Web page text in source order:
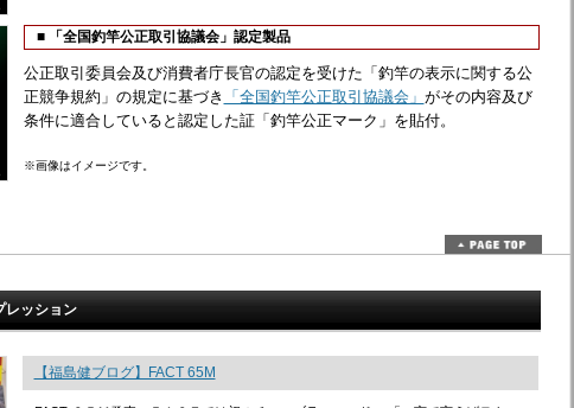
■ 「全国釣竿公正取引協議会」認定製品
公正取引委員会及び消費者庁長官の認定を受けた「釣竿の表示に関する公
正競争規約」の規定に基づき
「全国釣竿公正取引協議会」 がその内容及び
条件に適合していると認定した証「釣竿公正マーク」を貼付。
※画像はイメージです。
レッション
【福島健ブログ】FACT 65M